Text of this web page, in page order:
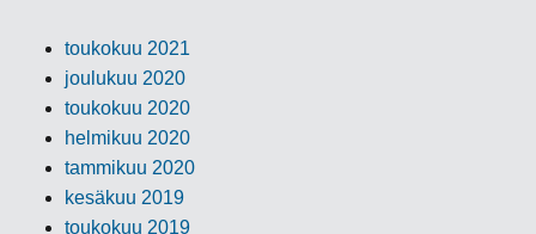
toukokuu 2021
joulukuu 2020
toukokuu 2020
helmikuu 2020
tammikuu 2020
kesäkuu 2019
toukokuu 2019